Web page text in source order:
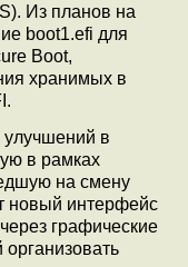
Из планов на
boot1.efi для
Boot,
хранимых в
в
в рамках
на смену
новый интерфейс
графические